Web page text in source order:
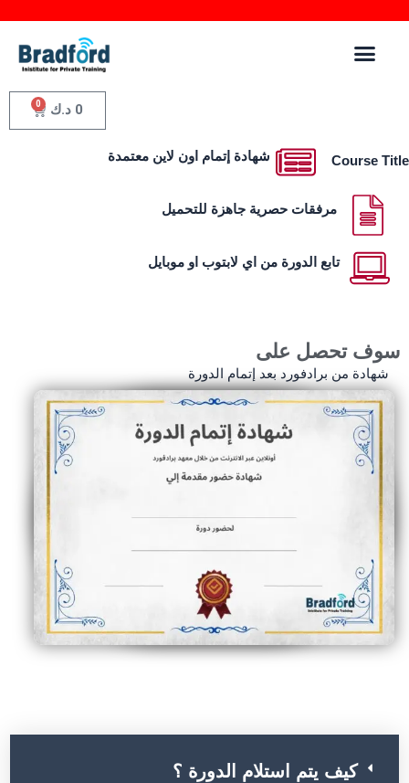
د.ك 0
Course شهادة إتمام اون لاين معتمدة
مرفقات حصرية جاهزة للتحميل
تابع الدورة من اي لابتوب او موبايل
تحصل على
شهادة من برادفورد بعد إتمام الدورة
كيف يتم استلام الدورة ؟